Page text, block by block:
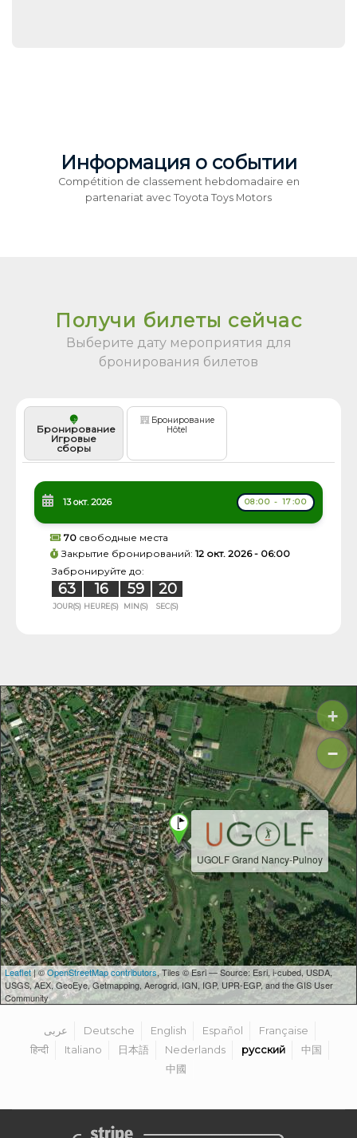
Информация о событии
Compétition de classement hebdomadaire en
partenariat avec Toyota Toys Motors
Получи билеты сейчас
Выберите дату мероприятия для
бронирования билетов
Бронирование
Игровые
сборы
Бронирование
Hôtel
13 окт. 2026 08:00 - 17:00
70 свободные места
Закрытие бронирований: 12 окт. 2026 - 06:00
Забронируйте до:
63 16 59 20
JOUR(S) HEURE(S) MIN(S) SEC(S)
UGOLF Grand Nancy-Pulnoy
+
−
Leaflet| ©OpenStreetMap contributors, Tiles © Esri — Source: Esri, i-cubed, USDA,
USGS, AEX, GeoEye, Getmapping, Aerogrid, IGN, IGP, UPR-EGP, and the GIS User
Community
عربى Deutsche English Español
Française
हिन्दी
Italiano 日本語 Nederlands русский
中国
中國